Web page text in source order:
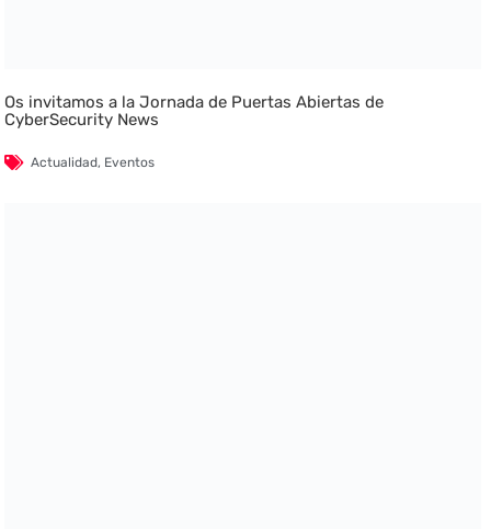
Os invitamos a la Jornada de Puertas Abiertas de
CyberSecurity News
Actualidad, Eventos